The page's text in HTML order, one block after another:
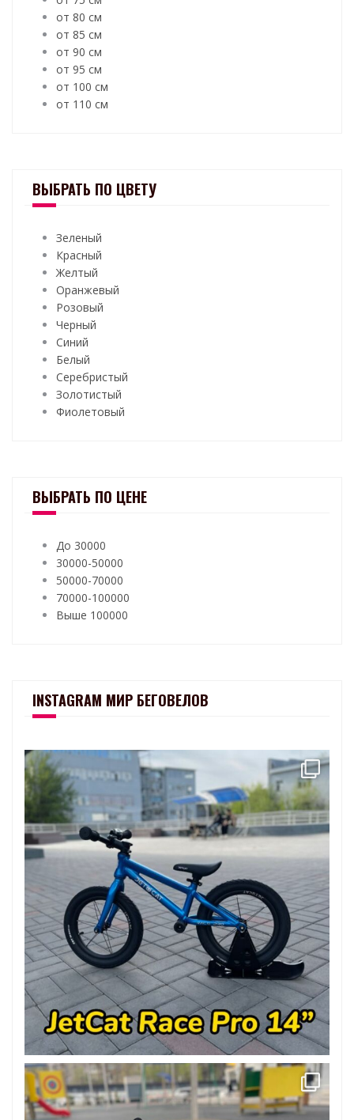
от 80 см
от 85 см
от 90 см
от 95 см
от 100 см
от 110 см
ВЫБРАТЬ ПО ЦВЕТУ
Зеленый
Красный
Желтый
Оранжевый
Розовый
Черный
Синий
Белый
Серебристый
Золотистый
Фиолетовый
ВЫБРАТЬ ПО ЦЕНЕ
До 30000
30000-50000
50000-70000
70000-100000
Выше 100000
INSTAGRAM МИР БЕГОВЕЛОВ